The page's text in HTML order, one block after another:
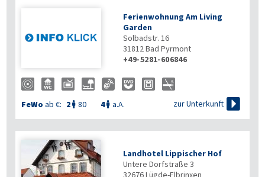
Ferienwohnung Am Living
Garden
Solbadstr. 16
31812Bad Pyrmont
+49-5281-606846
FeWo ab €: 2  80 4 a.A. zur Unterkunft 
Landhotel Lippischer Hof
Untere Dorfstraße 3
32676Lügde-Elbrinxen